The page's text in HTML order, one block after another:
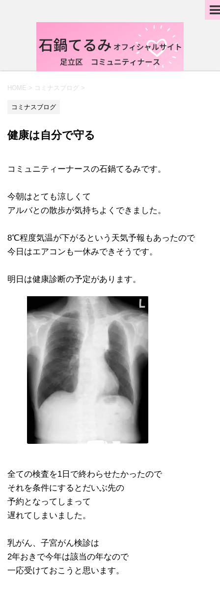
HOME > コミナスブログ >
コミナスブログ
健康は自分で守る
コミュニティーナースの石鍋てるみです。
今朝はとても涼しくて
アルバとの散歩が気持ちよくできました。
8℃程度気温が下がるという天気予報もあったので
今日はエアコンも一休みできそうです。
明日は健康診断の予定があります。
全ての検査を1日で終わらせたかったので
それを条件にするとだいぶ先の
予約となってしまって
遅れてしまいました。
乳がん、子宮がん検診は
2年おきで今年は該当の年なので
一応受けておこうと思います。